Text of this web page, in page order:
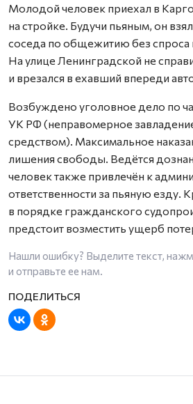
Молодой человек приехал в
на стройке. Будучи пьяным, он
соседа по общежитию без спроса
На улице Ленинградской не
и врезался в ехавший впереди
Возбуждено уголовное дело по
УК РФ (неправомерное
средством). Максимальное
лишения свободы. Ведётся
человек также привлечён к
ответственности за пьяную езду.
в порядке гражданского
предстоит возместить ущерб
Нашли ошибку? Выделите текст,
и отправьте ее нам.